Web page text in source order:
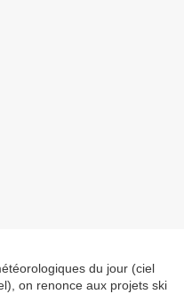
du jour (ciel
on renonce aux projets ski